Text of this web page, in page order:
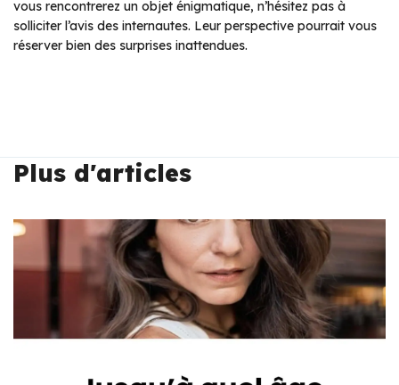
vous rencontrerez un objet énigmatique, n’hésitez pas à
solliciter l’avis des internautes. Leur perspective pourrait vous
réserver bien des surprises inattendues.
Plus d'articles